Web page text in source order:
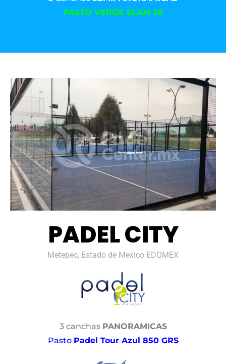
PASTO VERDE SLAM 20
PADEL CITY
Metepec, Estado de Mexico EDOMEX
3 canchas PANORAMICAS
Pasto Padel Tour Azul 850 GRS